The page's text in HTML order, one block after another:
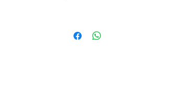
Supply with fixation kitOEM
références: 6001015511 right /